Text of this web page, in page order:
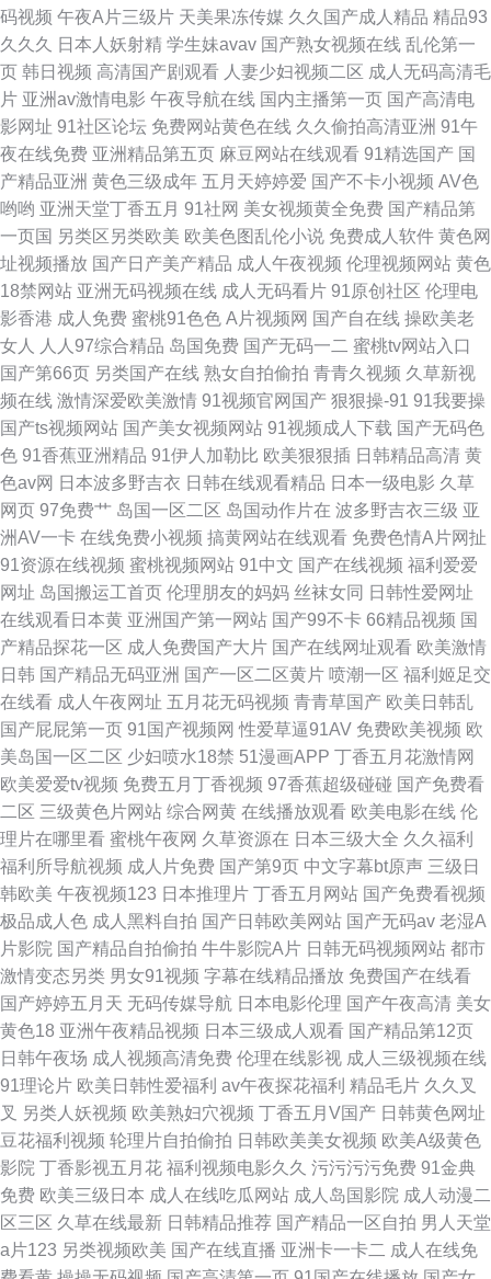
产93在线 岳的大肥坹毛茸茸 日本欧美一区二区三区乱码 黄色www看片免费
黄在线观看入口成人AV 超碰免费人人妻 野花影视在线观看 少妇伦精 美国产
综合日韩 国产福利在线导航 最近更新 我的极品老师在线观看 久久爱电影网
爱上碰23pro 国内精品视频在 a日韩v 亚洲精品有码在线观看 日韩3级影片中
文 韩国三级h 超碰日韩 亚洲美女丝袜 人人在线视频观看 国产男同 99色热 生
物陶粒 极品人妻少妇 超碰人人擼人人擼 五月大香蕉网站 欧美人妖网址 国产
精品乱熟女 中文字幕三级伦理 国产欧美黄 最新资源 婷婷综合色五月久丁香
猎豹影视 电影天堂bt种子下载 伊人91大香蕉 日本二三 韩国精品人妻 国产91
系列 在线日韩日本国 日本欧美色 狠狠的射 超碰碰小说97 亚洲精品在线观看
日韩 欧美三级在线观看电影 国产第一 亞洲專區歐美 很很在线 www国产精品
噜噜 在线免费看电视剧 伪娘互操 人人妻人人肏
码视频 午夜A片三级片 天美果冻传媒 久久国产成人精品 精品93
久久久
日本人妖射精 学生妹avav 国产熟女视频在线 乱伦第一
页 韩日视频 高清国产剧观看 人妻少妇视频二区 成人无码高清毛
片 亚洲av激情电影 午夜导航在线 国内主播第一页 国产高清电
影网址 91社区论坛 免费网站黄色在线 久久偷拍高清亚洲 91午
夜在线免费 亚洲精品第五页 麻豆网站在线观看 91精选国产 国
产精品亚洲 黄色三级成年 五月天婷婷爱 国产不卡小视频 AV色
哟哟 亚洲天堂丁香五月 91社网 美女视频黄全免费 国产精品第
一页国 另类区另类欧美 欧美色图乱伦小说 免费成人软件 黄色网
址视频播放 国产日产美产精品 成人午夜视频 伦理视频网站 黄色
18禁网站 亚洲无码视频在线 成人无码看片 91原创社区 伦理电
影香港 成人免费 蜜桃91色色 A片视频网 国产自在线 操欧美老
女人
人人97综合精品 岛国免费 国产无码一二 蜜桃tv网站入口
国产第66页 另类国产在线 熟女自拍偷拍 青青久视频 久草新视
频在线 激情深爱欧美激情 91视频官网国产 狠狠操-91 91我要操
国产ts视频网站 国产美女视频网站 91视频成人下载 国产无码色
色 91香蕉亚洲精品 91伊人加勒比 欧美狠狠插 日韩精品高清 黄
色av网 日本波多野吉衣 日韩在线观看精品 日本一级电影 久草
网页 97免费艹 岛国一区二区 岛国动作片在 波多野吉衣三级 亚
洲AV一卡 在线免费小视频 搞黄网站在线观看 免费色情A片网扯
91资源在线视频 蜜桃视频网站 91中文 国产在线视频 福利爱爱
网址 岛国搬运工首页 伦理朋友的妈妈 丝袜女同 日韩性爱网址
在线观看日本黄 亚洲国产第一网站 国产99不卡 66精品视频 国
产精品探花一区 成人免费国产大片 国产在线网址观看 欧美激情
日韩 国产精品无码亚洲 国产一区二区黄片 喷潮一区 福利姬足交
在线看 成人午夜网址 五月花无码视频 青青草国产 欧美日韩乱
国产屁屁第一页 91国产视频网 性爱草逼91AV 免费欧美视频 欧
美岛国一区二区 少妇喷水18禁 51漫画APP 丁香五月花激情网
欧美爱爱tv视频 免费五月丁香视频 97香蕉超级碰碰 国产免费看
二区 三级黄色片网站 综合网黄 在线播放观看 欧美电影在线 伦
理片在哪里看 蜜桃午夜网 久草资源在 日本三级大全 久久福利
福利所导航视频 成人片免费 国产第9页 中文字幕bt原声 三级日
韩欧美 午夜视频123 日本推理片 丁香五月网站 国产免费看视频
极品成人色 成人黑料自拍 国产日韩欧美网站 国产无码av 老湿A
片影院 国产精品自拍偷拍 牛牛影院A片 日韩无码视频网站 都市
激情变态另类 男女91视频 字幕在线精品播放 免费国产在线看
国产婷婷五月天 无码传媒导航 日本电影伦理 国产午夜高清 美女
黄色18 亚洲午夜精品视频 日本三级成人观看 国产精品第12页
日韩午夜场 成人视频高清免费 伦理在线影视 成人三级视频在线
91理论片 欧美日韩性爱福利 av午夜探花福利 精品毛片 久久叉
叉 另类人妖视频 欧美熟妇穴视频 丁香五月V国产 日韩黄色网址
豆花福利视频 轮理片自拍偷拍 日韩欧美美女视频 欧美A级黄色
影院 丁香影视五月花 福利视频电影久久 污污污污免费 91金典
免费 欧美三级日本 成人在线吃瓜网站 成人岛国影院 成人动漫二
区三区 久草在线最新 日韩精品推荐 国产精品一区自拍 男人天堂
a片123 另类视频欧美 国产在线直播 亚洲卡一卡二 成人在线免